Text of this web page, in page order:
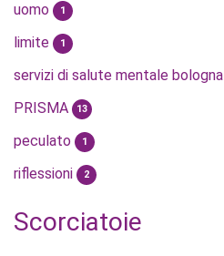
uomo 1
limite 1
servizi di salute mentale bologna
PRISMA 13
peculato 1
riflessioni 2
Scorciatoie